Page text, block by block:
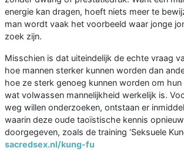
energie kan dragen, hoeft niets meer te
man wordt vaak het voorbeeld waar jonge
zoek zijn.
Misschien is dat uiteindelijk de echte vraag
hoe mannen sterker kunnen worden dan
hoe ze sterk genoeg kunnen worden om
wat volwassen mannelijkheid werkelijk is.
weg willen onderzoeken, ontstaan er
waarin deze oude taoïstische kennis
doorgegeven, zoals de training ‘Seksuele
sacredsex.nl/kung-fu